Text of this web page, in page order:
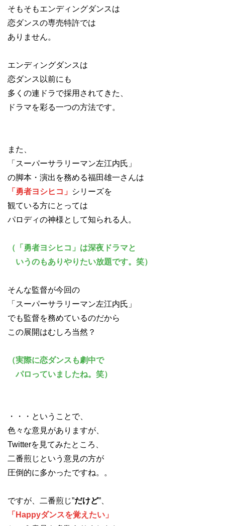
そもそもエンディングダンスは
恋ダンスの専売特許では
ありません。
エンディングダンスは
恋ダンス以前にも
多くの連ドラで採用されてきた、
ドラマを彩る一つの方法です。
また、
「スーパーサラリーマン左江内氏」
の脚本・演出を務める福田雄一さんは
「勇者ヨシヒコ」
シリーズを
観ている方にとっては
パロディの神様として知られる人。
（「勇者ヨシヒコ」は深夜ドラマと
いうのもありやりたい放題です。笑）
そんな監督が今回の
「スーパーサラリーマン左江内氏」
でも監督を務めているのだから
この展開はむしろ当然？
（実際に恋ダンスも劇中で
パロっていましたね。笑）
・・・ということで、
色々な意見がありますが、
Twitterを見てみたところ、
二番煎じという意見の方が
圧倒的に多かったですね。。
ですが、二番煎じ”だけど”、
「Happyダンスを覚えたい」